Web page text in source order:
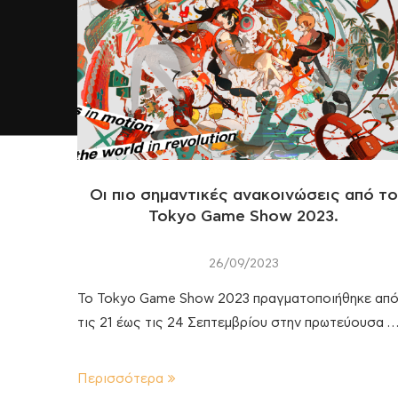
Οι πιο σημαντικές ανακοινώσεις από το
Tokyo Game Show 2023.
26/09/2023
Το Tokyo Game Show 2023 πραγματοποιήθηκε από
τις 21 έως τις 24 Σεπτεμβρίου στην πρωτεύουσα …
Περισσότερα